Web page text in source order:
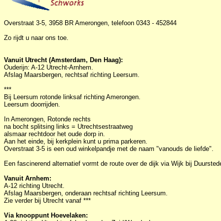
Overstraat 3-5, 3958 BR Amerongen, telefoon 0343 - 452844
Zo rijdt u naar ons toe.
Vanuit Utrecht (Amsterdam, Den Haag):
Ouderijn: A-12 Utrecht-Arnhem.
Afslag Maarsbergen, rechtsaf richting Leersum.
***
Bij Leersum rotonde linksaf richting Amerongen.
Leersum doorrijden.
In Amerongen, Rotonde rechts
na bocht splitsing links = Utrechtsestraatweg
alsmaar rechtdoor het oude dorp in.
Aan het einde, bij kerkplein kunt u prima parkeren.
Overstraat 3-5 is een oud winkelpandje met de naam "vanouds de liefde".
Een fascinerend alternatief vormt de route over de dijk via Wijk bij
Vanuit Arnhem:
A-12 richting Utrecht.
Afslag Maarsbergen, onderaan rechtsaf richting Leersum.
Zie verder bij Utrecht vanaf ***
Via knooppunt Hoevelaken: